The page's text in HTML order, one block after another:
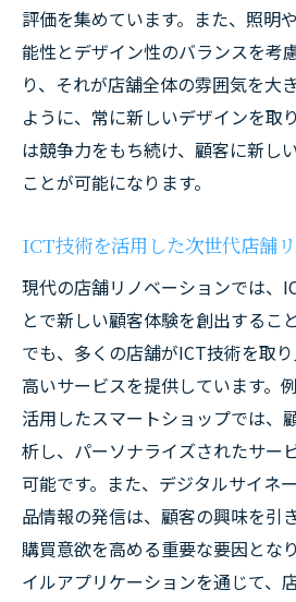
評価を集めています。また、照明
能性とデザイン性のバランスを考
り、それが店舗全体の雰囲気を大
ように、常に新しいデザインを取
は競争力をもち続け、顧客に新し
ことが可能になります。
ICT技術を活用した次世代店舗
現代の店舗リノベーションでは、
とで新しい顧客体験を創出するこ
でも、多くの店舗がICT技術を取
高いサービスを提供しています。
活用したスマートショップでは、
析し、パーソナライズされたサー
可能です。また、デジタルサイネ
品情報の発信は、顧客の興味を引
購買意欲を高める重要な要因とな
イルアプリケーションを通じて、